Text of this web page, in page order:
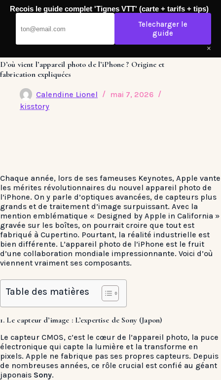
Passer
D’où vient l’appareil photo de l’iPhone ? Origine et
fabrication expliquées
Calendine Lionel
mai 7, 2026
kisstory
Chaque année, lors de ses fameuses Keynotes, Apple vante
les mérites révolutionnaires du nouvel appareil photo de
l’iPhone. On y parle d’optiques avancées, de capteurs plus
grands et de traitement d’image surpuissant. Avec la
mention emblématique « Designed by Apple in California »
gravée sur les boîtes, on pourrait croire que tout est
fabriqué à Cupertino. Pourtant, la réalité industrielle est
bien différente. L’appareil photo de l’iPhone est le fruit
d’une collaboration mondiale impressionnante. Voici d’où
viennent vraiment ses composants.
Table des matières
1. Le capteur d’image : L’expertise de Sony (Japon)
Le capteur CMOS, c’est le cœur de l’appareil photo, la puce
électronique qui capte la lumière et la transforme en
pixels. Apple ne fabrique pas ses propres capteurs. Depuis
de nombreuses années, ce rôle crucial est confié au géant
japonais Sony.
Recois le guide complet 'Tignes VTT' (carte + tarifs + tips)
Telecharger le
guide
×